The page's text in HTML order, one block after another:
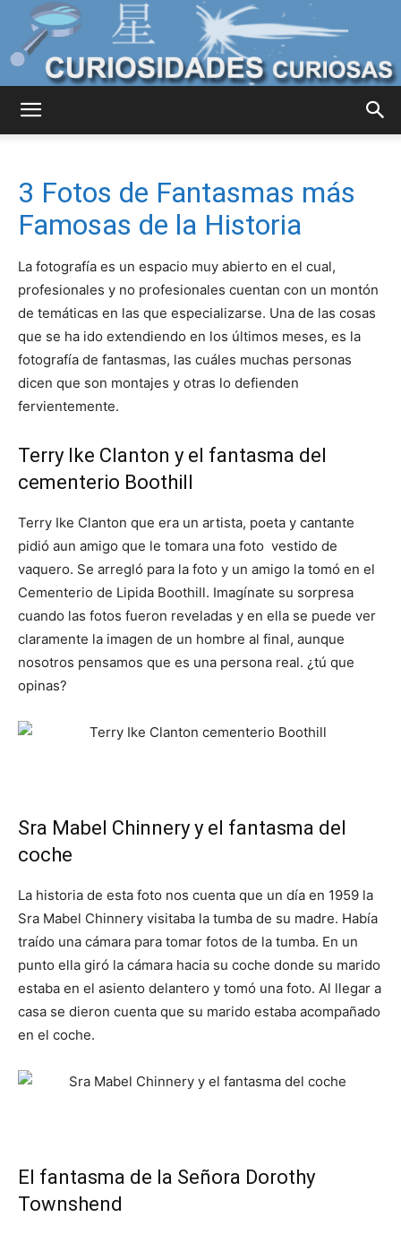
Curiosas
del
Mundo
3 Fotos de Fantasmas más
Famosas de la Historia
La fotografía es un espacio muy abierto en el cual,
profesionales y no profesionales cuentan con un montón
de temáticas en las que especializarse. Una de las cosas
que se ha ido extendiendo en los últimos meses, es la
fotografía de fantasmas, las cuáles muchas personas
dicen que son montajes y otras lo defienden
fervientemente.
Terry Ike Clanton y el fantasma del
cementerio Boothill
Terry Ike Clanton que era un artista, poeta y cantante
pidió aun amigo que le tomara una foto vestido de
vaquero. Se arregló para la foto y un amigo la tomó en el
Cementerio de Lipida Boothill. Imagínate su sorpresa
cuando las fotos fueron reveladas y en ella se puede ver
claramente la imagen de un hombre al final, aunque
nosotros pensamos que es una persona real. ¿tú que
opinas?
Sra Mabel Chinnery y el fantasma del
coche
La historia de esta foto nos cuenta que un día en 1959 la
Sra Mabel Chinnery visitaba la tumba de su madre. Había
traído una cámara para tomar fotos de la tumba. En un
punto ella giró la cámara hacia su coche donde su marido
estaba en el asiento delantero y tomó una foto. Al llegar a
casa se dieron cuenta que su marido estaba acompañado
en el coche.
El fantasma de la Señora Dorothy
Townshend